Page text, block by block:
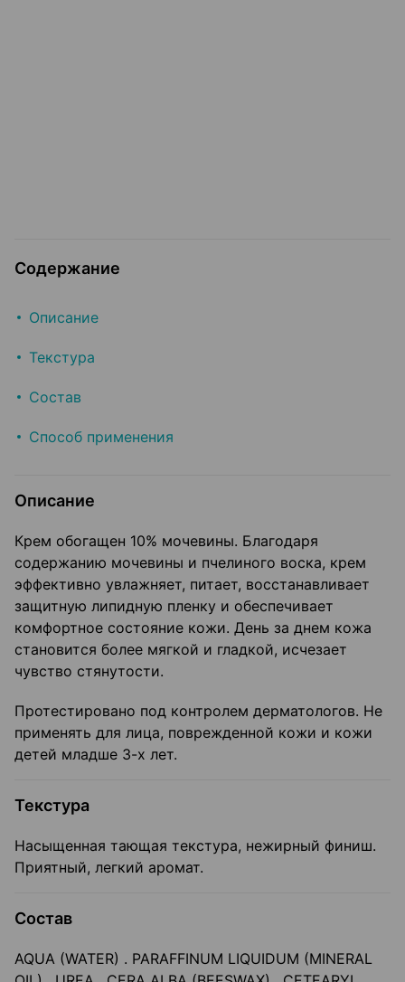
Содержание
Описание
Текстура
Состав
Способ применения
Описание
Крем обогащен 10% мочевины. Благодаря
содержанию мочевины и пчелиного воска, крем
эффективно увлажняет, питает, восстанавливает
защитную липидную пленку и обеспечивает
комфортное состояние кожи. День за днем кожа
становится более мягкой и гладкой, исчезает
чувство стянутости.
Протестировано под контролем дерматологов. Не
применять для лица, поврежденной кожи и кожи
детей младше 3-х лет.
Текстура
Насыщенная тающая текстура, нежирный финиш.
Приятный, легкий аромат.
Состав
AQUA (WATER) . PARAFFINUM LIQUIDUM (MINERAL